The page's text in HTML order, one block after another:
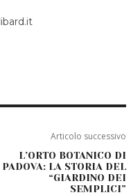
Articolo successivo
L’ORTO BOTANICO DI
PADOVA: LA STORIA DEL
“GIARDINO DEI
SEMPLICI”